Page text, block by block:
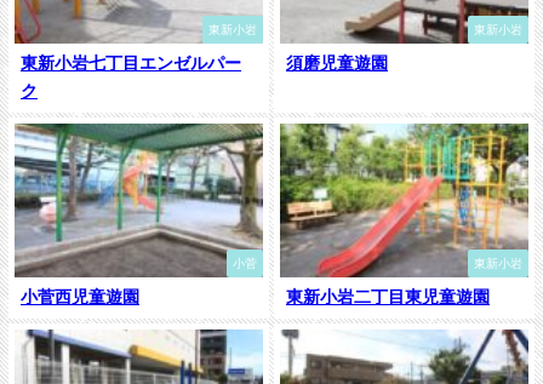
東新小岩
東新小岩七丁目エンゼルパー
ク
東新小岩
須磨児童遊園
小菅
小菅西児童遊園
東新小岩
東新小岩二丁目東児童遊園